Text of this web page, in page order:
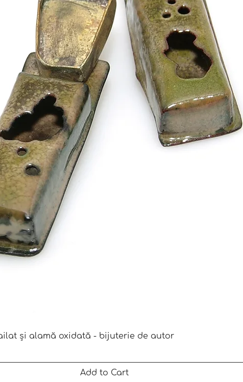
Quick View
și alamă oxidată - bijuterie de autor
Add to Cart